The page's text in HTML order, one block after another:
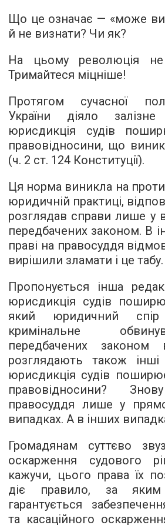
Що це означає — «може
й не визнати? Чи як?
На цьому революція не
Тримайтеся міцніше!
Протягом сучасної
України діяло
юрисдикція судів
правовідносини, що
(ч. 2 ст. 124 Конституції).
Ця норма виникла на
юридичній практиці,
розглядав справи лише у
передбачених законом. В
праві на правосуддя
вирішили зламати і це табу.
Пропонується інша
юрисдикція судів
який юридичний
кримінальне
передбачених законом
розглядають також інші
юрисдикція судів
правовідносини?
правосуддя лише у
випадках. А в інших
Громадянам суттєво
оскарження судового
кажучи, цього права їх
діє правило, за яким
гарантується
та касаційного